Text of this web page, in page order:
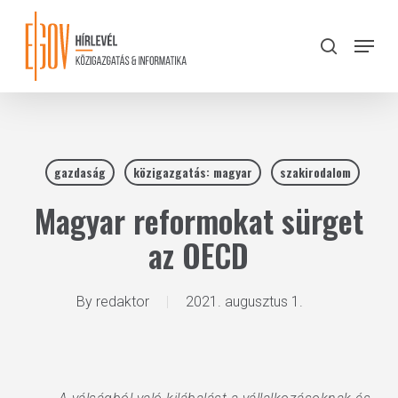
content
search
Menu
gazdaság közigazgatás: magyar szakirodalom
Magyar reformokat sürget
az OECD
By redaktor 2021. augusztus 1.
Close